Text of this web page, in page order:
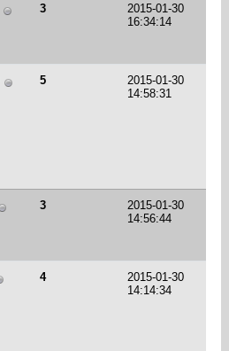
3
2015-01-30
16:34:14
5
2015-01-30
14:58:31
3
2015-01-30
14:56:44
4
2015-01-30
14:14:34